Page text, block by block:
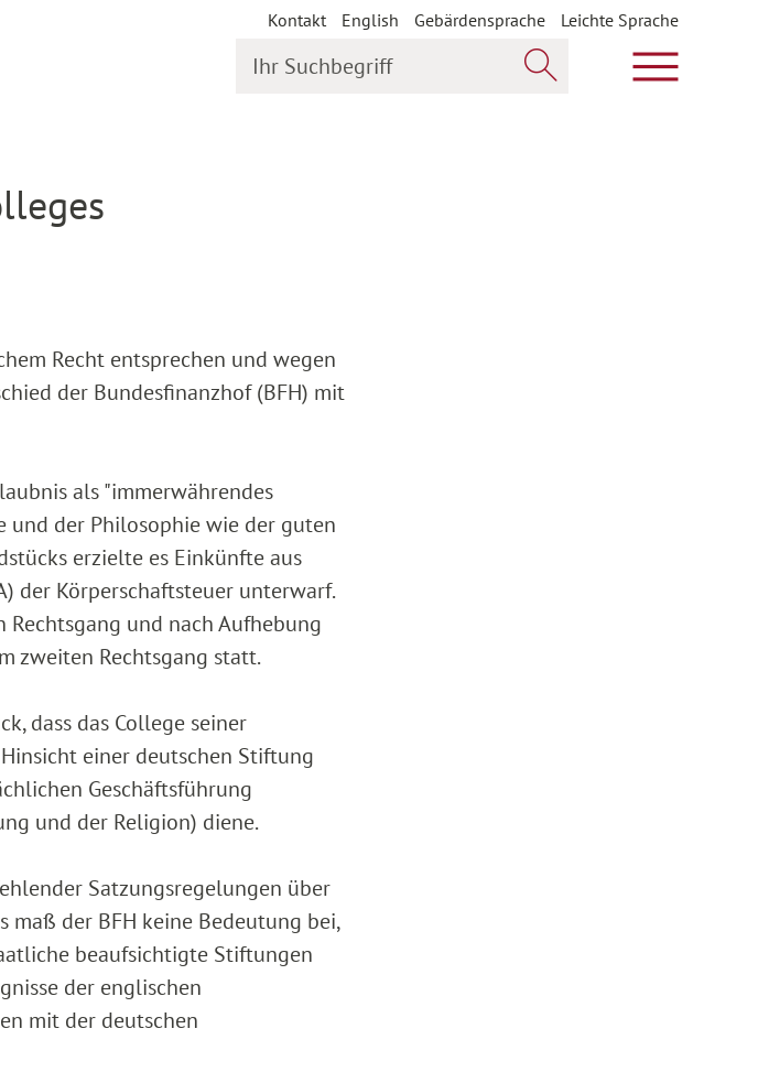
Kontakt English Gebärdensprache
Leichte Sprache
Hauptmenü
Recht entsprechen und wegen
der Bundesfinanzhof (BFH) mit
als "immerwährendes
und der Philosophie wie der guten
erzielte es Einkünfte aus
der Körperschaftsteuer unterwarf.
Rechtsgang und nach Aufhebung
zweiten Rechtsgang statt.
dass das College seiner
einer deutschen Stiftung
Geschäftsführung
und der Religion) diene.
Satzungsregelungen über
maß der BFH keine Bedeutung bei,
beaufsichtigte Stiftungen
der englischen
mit der deutschen